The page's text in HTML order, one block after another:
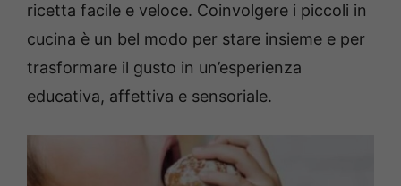
ricetta facile e veloce. Coinvolgere i piccoli in
cucina è un bel modo per stare insieme e per
trasformare il gusto in un’esperienza
educativa, affettiva e sensoriale.